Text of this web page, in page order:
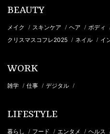
BEAUTY
メイク / スキンケア / ヘア / ボディ
クリスマスコフレ2025 / ネイル / イ
WORK
雑学 / 仕事 / デジタル /
LIFESTYLE
暮らし / フード / エンタメ / ヘルス